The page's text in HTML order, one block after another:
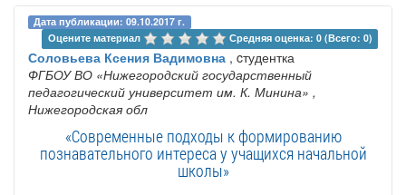
Дата публикации: 09.10.2017 г.
Оцените материал
Средняя оценка: 0 (Всего: 0)
Соловьева Ксения Вадимовна , cтудентка
ФГБОУ ВО «Нижегородский государственный
педагогический университет им. К. Минина» ,
Нижегородская обл
«Современные подходы к формированию
познавательного интереса у учащихся начальной
школы»